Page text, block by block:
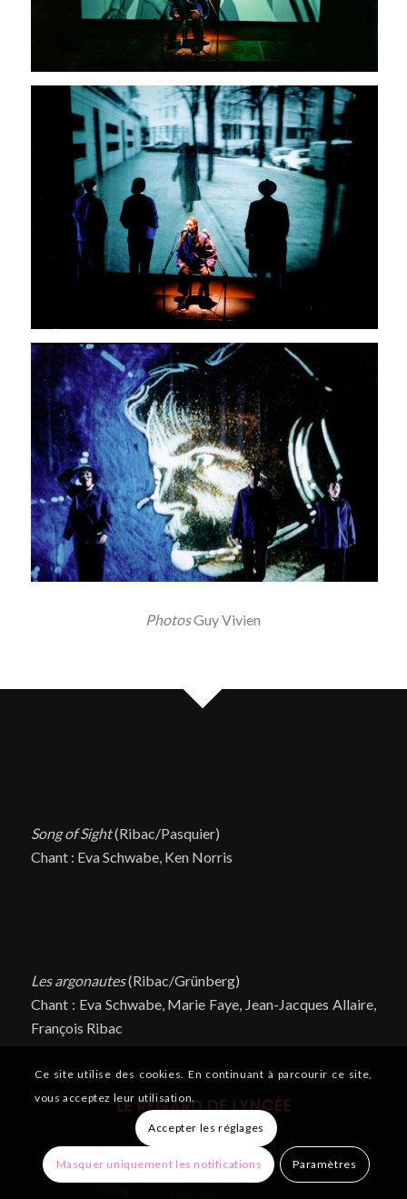
PhotosGuy Vivien
Song of Sight(Ribac/Pasquier)
Chant : Eva Schwabe, Ken Norris
Les argonautes(Ribac/Grünberg)
Chant : Eva Schwabe, Marie Faye, Jean-Jacques Allaire,
François Ribac
Ce site utilise des cookies. En continuant à parcourir ce site,
vous acceptez leur utilisation.
Accepter les réglages
Masquer uniquement les notifications Paramètres